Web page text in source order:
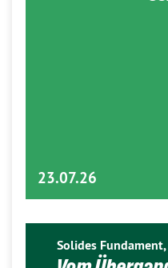
23.07.26
Solides